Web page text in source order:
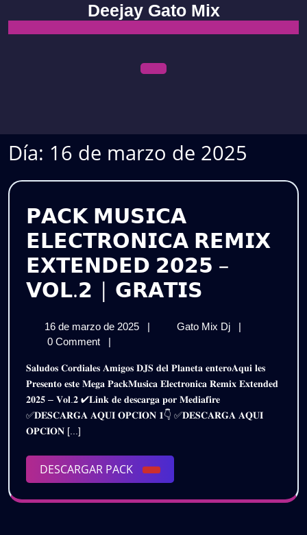
content
Deejay Gato Mix
Día: 16 de marzo de 2025
𝗣𝗔𝗖𝗞 𝗠𝗨𝗦𝗜𝗖𝗔
𝗘𝗟𝗘𝗖𝗧𝗥𝗢𝗡𝗜𝗖𝗔 𝗥𝗘𝗠𝗜𝗫
𝗘𝗫𝗧𝗘𝗡𝗗𝗘𝗗 𝟮𝟬𝟮𝟱 –
𝗩𝗢𝗟.𝟮 | 𝗚𝗥𝗔𝗧𝗜𝗦
𝗥𝗘𝗠𝗜𝗫
𝟮𝟬𝟮𝟱
𝗚𝗥𝗔𝗧𝗜𝗦
16 de marzo de 2025
16
de
2025
| Gato Mix Dj
𝗣𝗔𝗖𝗞
𝗥𝗘𝗠𝗜𝗫
𝗘𝗫𝗧𝗘𝗡𝗗𝗘𝗗
–
|
0 Comment
|
𝐒𝐚𝐥𝐮𝐝𝐨𝐬 𝐂𝐨𝐫𝐝𝐢𝐚𝐥𝐞𝐬 𝐀𝐦𝐢𝐠𝐨𝐬 𝐃𝐉𝐒 𝐝𝐞𝐥 𝐏𝐥𝐚𝐧𝐞𝐭𝐚 𝐞𝐧𝐭𝐞𝐫𝐨𝐀𝐪𝐮𝐢 𝐥𝐞𝐬
𝐏𝐫𝐞𝐬𝐞𝐧𝐭𝐨 𝐞𝐬𝐭𝐞 𝐌𝐞𝐠𝐚 𝐏𝐚𝐜𝐤𝐌𝐮𝐬𝐢𝐜𝐚 𝐄𝐥𝐞𝐜𝐭𝐫𝐨𝐧𝐢𝐜𝐚 𝐑𝐞𝐦𝐢𝐱 𝐄𝐱𝐭𝐞𝐧𝐝𝐞𝐝
𝟐𝟎𝟐𝟓 – 𝐕𝐨𝐥.𝟐 ✔𝐋𝐢𝐧𝐤 𝐝𝐞 𝐝𝐞𝐬𝐜𝐚𝐫𝐠𝐚 𝐩𝐨𝐫 𝐌𝐞𝐝𝐢𝐚𝐟𝐢𝐫𝐞
✅𝐃𝐄𝐒𝐂𝐀𝐑𝐆𝐀 𝐀𝐐𝐔𝐈 𝐎𝐏𝐂𝐈𝐎𝐍 𝟏👇 ✅𝐃𝐄𝐒𝐂𝐀𝐑𝐆𝐀 𝐀𝐐𝐔𝐈
𝐎𝐏𝐂𝐈𝐎𝐍 [...]
DESCARGAR PACK
DESCARGAR
PACK